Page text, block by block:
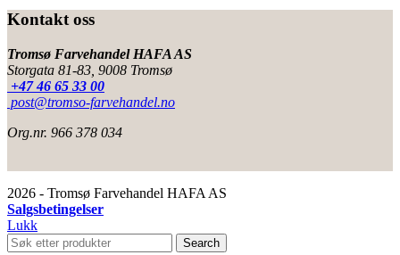
Kontakt oss
Tromsø Farvehandel HAFA AS
Storgata 81-83, 9008 Tromsø
+47 46 65 33 00
post@tromso-farvehandel.no
Org.nr. 966 378 034
2026 - Tromsø Farvehandel HAFA AS
Salgsbetingelser
Lukk
Search